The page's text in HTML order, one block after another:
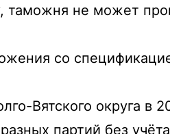
не может
со
округа в
партий без